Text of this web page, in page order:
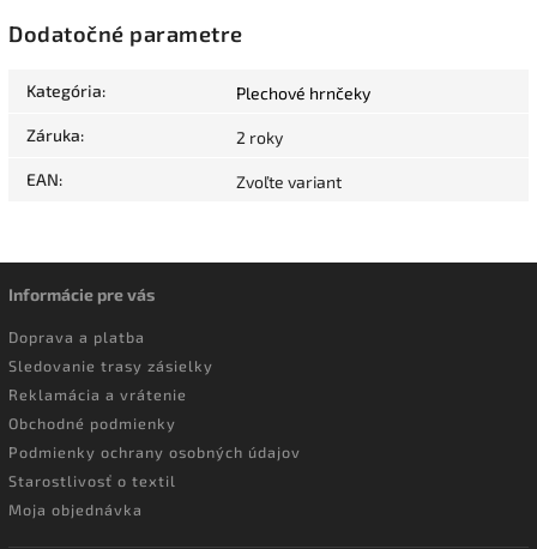
Dodatočné parametre
Kategória: Plechové hrnčeky
Záruka: 2 roky
EAN: Zvoľte variant
Informácie pre vás
Doprava a platba
Sledovanie trasy zásielky
Reklamácia a vrátenie
Obchodné podmienky
Podmienky ochrany osobných údajov
Starostlivosť o textil
Moja objednávka